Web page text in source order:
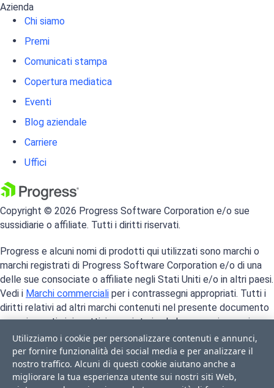
Azienda
Chi siamo
Premi
Comunicati stampa
Copertura mediatica
Eventi
Blog aziendale
Carriere
Uffici
Copyright © 2026 Progress Software Corporation e/o sue
sussidiarie o affiliate. Tutti i diritti riservati.
Progress e alcuni nomi di prodotti qui utilizzati sono marchi o
marchi registrati di Progress Software Corporation e/o di una
delle sue consociate o affiliate negli Stati Uniti e/o in altri paesi.
Vedi i Marchi commerciali per i contrassegni appropriati. Tutti i
diritti relativi ad altri marchi contenuti nel presente documento
sono riservati ai rispettivi proprietari, e la loro menzione qui non
implica alcuna approvazione, affiliazione o sponsorizzazione tra
Progress e tali proprietari.
Utilizziamo i cookie per personalizzare contenuti e annunci,
per fornire funzionalità dei social media e per analizzare il
nostro traffico. Alcuni di questi cookie aiutano anche a
migliorare la tua esperienza utente sui nostri siti Web,